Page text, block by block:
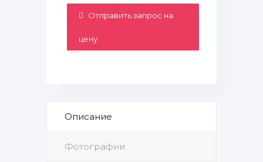
Отправить запрос на
цену
Описание
Фотографии